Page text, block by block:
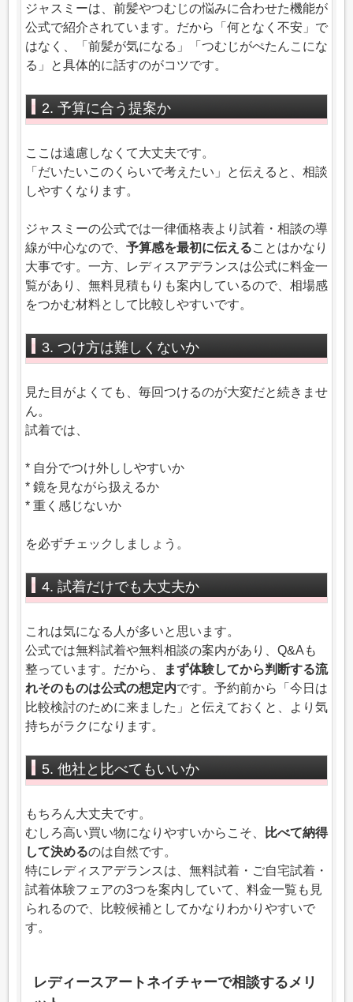
ジャスミーは、前髪やつむじの悩みに合わせた機能が
公式で紹介されています。だから「何となく不安」で
はなく、「前髪が気になる」「つむじがぺたんこにな
る」と具体的に話すのがコツです。
2. 予算に合う提案か
ここは遠慮しなくて大丈夫です。
「だいたいこのくらいで考えたい」と伝えると、相談
しやすくなります。
ジャスミーの公式では一律価格表より試着・相談の導
線が中心なので、 予算感を最初に伝えることはかなり
大事です。一方、レディスアデランスは公式に料金一
覧があり、無料見積もりも案内しているので、相場感
をつかむ材料として比較しやすいです。
3. つけ方は難しくないか
見た目がよくても、毎回つけるのが大変だと続きませ
ん。
試着では、
* 自分でつけ外ししやすいか
* 鏡を見ながら扱えるか
* 重く感じないか
を必ずチェックしましょう。
4. 試着だけでも大丈夫か
これは気になる人が多いと思います。
公式では無料試着や無料相談の案内があり、Q&Aも
整っています。だから、
まず体験してから判断する流
れそのものは公式の想定内です。予約前から「今日は
比較検討のために来ました」と伝えておくと、より気
持ちがラクになります。
5. 他社と比べてもいいか
もちろん大丈夫です。
むしろ高い買い物になりやすいからこそ、
比べて納得
して決めるのは自然です。
特にレディスアデランスは、無料試着・ご自宅試着・
試着体験フェアの3つを案内していて、料金一覧も見
られるので、比較候補としてかなりわかりやすいで
す。
レディースアートネイチャーで相談するメリ